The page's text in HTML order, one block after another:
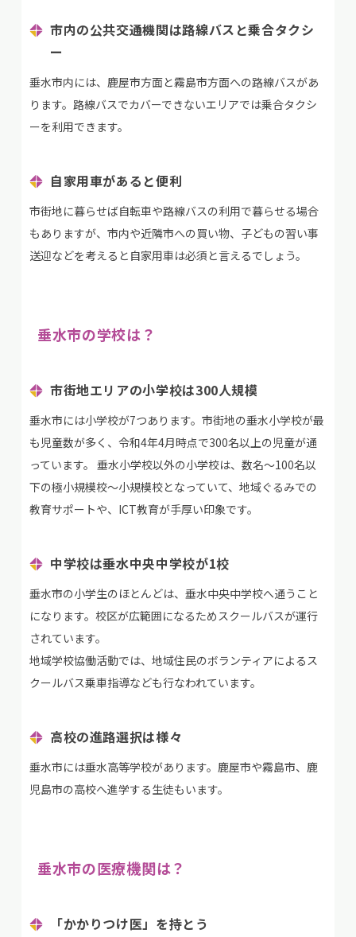
市内の公共交通機関は路線バスと乗合タクシ
ー
垂水市内には、鹿屋市方面と霧島市方面への路線バスがあ
ります。路線バスでカバーできないエリアでは乗合タクシ
ーを利用できます。
自家用車があると便利
市街地に暮らせば自転車や路線バスの利用で暮らせる場合
もありますが、市内や近隣市への買い物、子どもの習い事
送迎などを考えると自家用車は必須と言えるでしょう。
垂水市の学校は？
市街地エリアの小学校は300人規模
垂水市には小学校が7つあります。市街地の垂水小学校が最
も児童数が多く、令和4年4月時点で300名以上の児童が通
っています。 垂水小学校以外の小学校は、数名～100名以
下の極小規模校～小規模校となっていて、地域ぐるみでの
教育サポートや、ICT教育が手厚い印象です。
中学校は垂水中央中学校が1校
垂水市の小学生のほとんどは、垂水中央中学校へ通うこと
になります。校区が広範囲になるためスクールバスが運行
されています。
地域学校協働活動では、地域住民のボランティアによるス
クールバス乗車指導なども行なわれています。
高校の進路選択は様々
垂水市には垂水高等学校があります。鹿屋市や霧島市、鹿
児島市の高校へ進学する生徒もいます。
垂水市の医療機関は？
「かかりつけ医」を持とう